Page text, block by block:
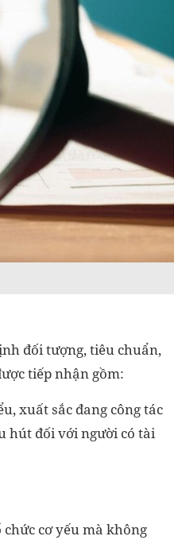
đối tượng, tiêu chuẩn,
tiếp nhận gồm:
xuất sắc đang công tác
hút đối với người có tài
cơ yếu mà không